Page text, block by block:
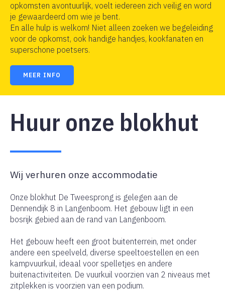
opkomsten avontuurlijk, voelt iedereen zich veilig en word
je gewaardeerd om wie je bent.
En alle hulp is welkom! Niet alleen zoeken we begeleiding
voor de opkomst, ook handige handjes, kookfanaten en
superschone poetsers.
MEER INFO
Huur onze blokhut
Wij verhuren onze accommodatie
Onze blokhut De Tweesprong is gelegen aan de
Dennendijk 8 in Langenboom. Het gebouw ligt in een
bosrijk gebied aan de rand van Langenboom.
Het gebouw heeft een groot buitenterrein, met onder
andere een speelveld, diverse speeltoestellen en een
kampvuurkuil, ideaal voor spelletjes en andere
buitenactiviteiten. De vuurkuil voorzien van 2 niveaus met
zitplekken is voorzien van een podium.